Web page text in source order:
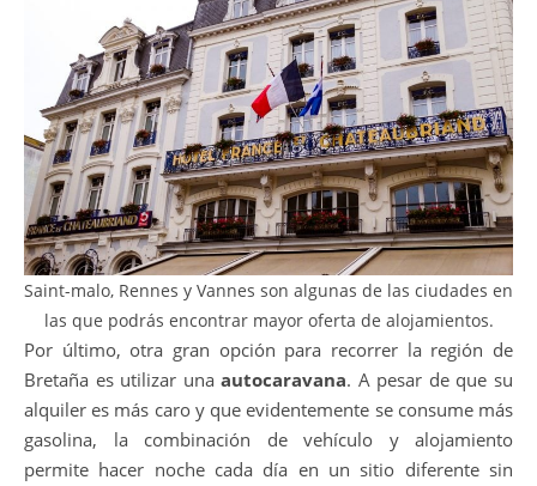
Saint-malo, Rennes y Vannes son algunas de las ciudades en
las que podrás encontrar mayor oferta de alojamientos.
Por último, otra gran opción para recorrer la región de
Bretaña es utilizar unaautocaravana. A pesar de que su
alquiler es más caro y que evidentemente se consume más
gasolina, la combinación de vehículo y alojamiento
permite hacer noche cada día en un sitio diferente sin